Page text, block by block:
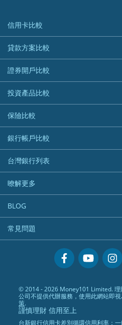
信用卡比較
信用卡情境類別推薦
所有信用卡
精選推薦
國內外現金回饋
繳稅優惠
航空哩程回饋
加油優惠
分期零利率優惠
首刷禮優惠
網購優惠
行動支付優惠
旅遊訂房優惠
貸款方案比較
快速線上貸款推薦
最完整貸款資訊一次看
繳稅貸款
貸款計算機
車貸計算機
精選貸款推薦
信貸利率比較
一般個人貸款
優質客戶貸款
小額借款
循環貸款
汽機車貸款比較
信用貸款銀行列表
債務整合
24小時內入帳貸款
證券開戶比較
台股證券戶
美股證券戶
投資產品比較
機器人投資
加密貨幣
外幣定存
保險比較
住宅險
汽車保險
機車保險
寵物險
銀行帳戶比較
財富管理帳戶
數位存款帳戶
美元定存
台灣銀行列表
銀行與合作機構列表
銀行客服電話
暸解更多
加入我們
訂閱電子報
媒體聯絡
關於我們
BLOG
專欄文章
常見問題
活動禮贈品兌換相關
會員相關常見問題
金融商品常見問題
© 2014 - 2026 Money101 Limited. 理
公司不提供代辦服務，使用此網站即
策.
謹慎理財 信用至上
台新銀行信用卡差別循環信用利率：